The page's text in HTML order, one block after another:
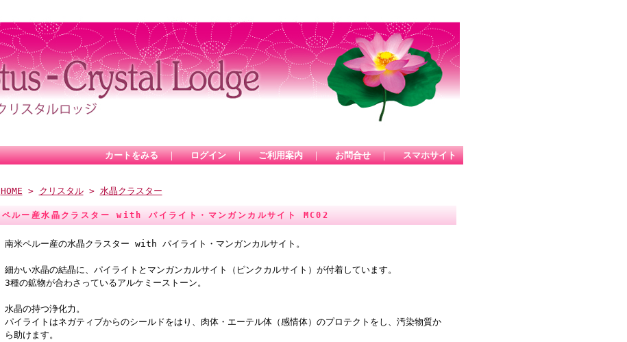
カートをみる ｜ ログイン ｜ ご利用案内 ｜ お問合せ ｜ スマホサイト
HOME > クリスタル> 水晶クラスター
ペルー産水晶クラスター with パイライト・マンガンカルサイト MC02
南米ペルー産の水晶クラスター with パイライト・マンガンカルサイト。
細かい水晶の結晶に、パイライトとマンガンカルサイト（ピンクカルサイト）が付着しています。
3種の鉱物が合わさっているアルケミーストーン。
水晶の持つ浄化力。
パイライトはネガティブからのシールドをはり、肉体・エーテル体（感情体）のプロテクトをし、汚染物質か
ら助けます。